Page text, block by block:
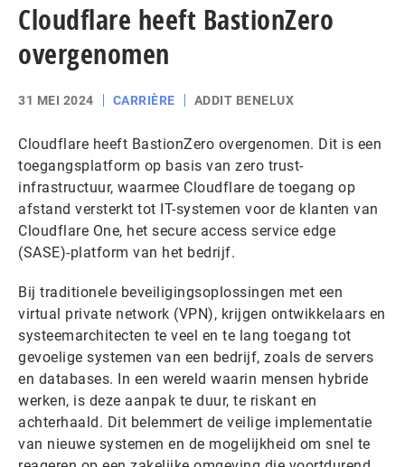
Cloudflare heeft BastionZero
overgenomen
31 MEI 2024 CARRIÈRE ADDIT BENELUX
Cloudflare heeft BastionZero overgenomen. Dit is een
toegangsplatform op basis van zero trust-
infrastructuur, waarmee Cloudflare de toegang op
afstand versterkt tot IT-systemen voor de klanten van
Cloudflare One, het secure access service edge
(SASE)-platform van het bedrijf.
Bij traditionele beveiligingsoplossingen met een
virtual private network (VPN), krijgen ontwikkelaars en
systeemarchitecten te veel en te lang toegang tot
gevoelige systemen van een bedrijf, zoals de servers
en databases. In een wereld waarin mensen hybride
werken, is deze aanpak te duur, te riskant en
achterhaald. Dit belemmert de veilige implementatie
van nieuwe systemen en de mogelijkheid om snel te